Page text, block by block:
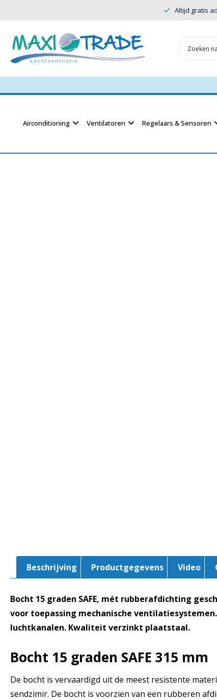
Altijd gratis
Airconditioning Ventilatoren Regelaars & Sensoren
Beschrijving Productgegevens Video
Bocht 15 graden SAFE, mét rubberafdichting
voor toepassing mechanische
luchtkanalen. Kwaliteit verzinkt plaatstaal.
Bocht 15 graden SAFE 315 mm
De bocht is vervaardigd uit de meest resistente
sendzimir. De bocht is voorzien van een rubberen